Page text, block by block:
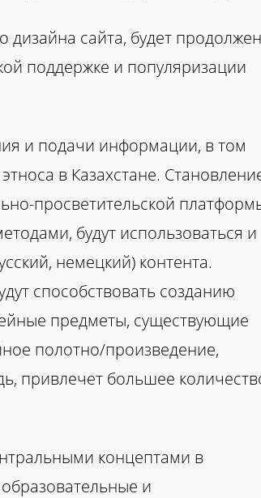
сайта, будет
поддержке и популяризации
и подачи информации, в том
в Казахстане.
просветительской
будут использоваться и
немецкий) контента.
способствовать созданию
предметы, существующие
полотно/произведение,
привлечет большее
концептами в
и